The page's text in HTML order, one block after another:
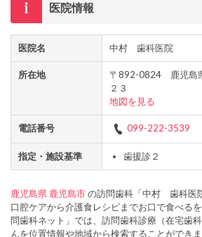
医院情報
医院名 中村 歯科医院
所在地
〒892-0824 鹿児島
２３
地図を見る
電話番号 099-222-3539
指定・施設基準 歯援診２
鹿児島県 鹿児島市の訪問歯科「中村 歯科医
口腔ケアから介護食レシピまでお口で食べる
問歯科ネット」では、訪問歯科診療（在宅歯
んを位置情報や地域から検索することができ